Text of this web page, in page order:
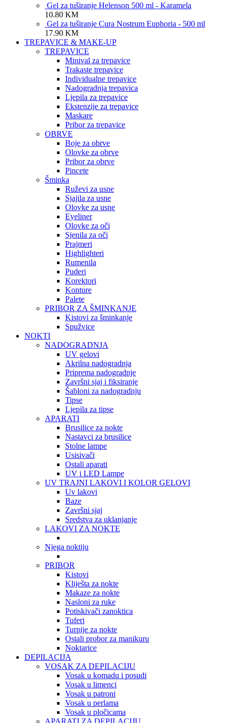
Gel za tuširanje Helenson 500 ml - Karamela
10.80 KM
Gel za tuširanje Cura Nostrum Euphoria - 500 ml
17.90 KM
TREPAVICE & MAKE-UP
TREPAVICE
Minival za trepavice
Trakaste trepavice
Individualne trepavice
Nadogradnja trepavica
Ljepila za trepavice
Ekstenzije za trepavice
Maskare
Pribor za trepavice
OBRVE
Boje za obrve
Olovke za obrve
Pribor za obrve
Pincete
Šminka
Ruževi za usne
Sjajila za usne
Olovke za usne
Eyeliner
Olovke za oči
Sjenila za oči
Prajmeri
Highlighteri
Rumenila
Puderi
Korektori
Konture
Palete
PRIBOR ZA ŠMINKANJE
Kistovi za šminkanje
Spužvice
NOKTI
NADOGRADNJA
UV gelovi
Akrilna nadogradnja
Priprema nadogradnje
Završni sjaj i fiksiranje
Šabloni za nadogradnju
Tipse
Ljepila za tipse
APARATI
Brusilice za nokte
Nastavci za brusilice
Stolne lampe
Usisivači
Ostali aparati
UV i LED Lampe
UV TRAJNI LAKOVI I KOLOR GELOVI
Uv lakovi
Baze
Završni sjaj
Sredstva za uklanjanje
LAKOVI ZA NOKTE
Njega noktiju
PRIBOR
Kistovi
Kliješta za nokte
Makaze za nokte
Nasloni za ruke
Potiskivači zanoktica
Tuferi
Turpije za nokte
Ostali probor za manikuru
Noktarice
DEPILACIJA
VOSAK ZA DEPILACIJU
Vosak u komadu i posudi
Vosak u limenci
Vosak u patroni
Vosak u perlama
Vosak u pločicama
APARATI ZA DEPILACIJU